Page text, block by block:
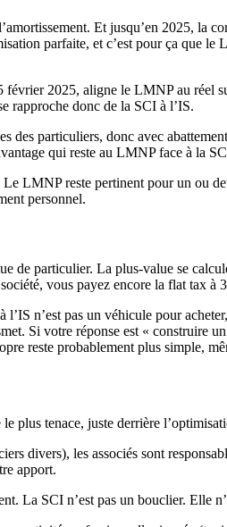
Et jusqu’en 2025, la
parfaite, et c’est pour ça que
2025, aligne le LMNP au réel
rapproche donc de la SCI à l’IS.
particuliers, donc avec
qui reste au LMNP face à la
LMNP reste pertinent pour un ou
personnel.
de particulier. La plus-value se
vous payez encore la flat tax à
n’est pas un véhicule pour
Si votre réponse est « construire
reste probablement plus simple,
plus tenace, juste derrière
divers), les associés sont
apport.
La SCI n’est pas un bouclier. Elle